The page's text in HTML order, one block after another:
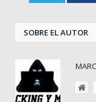
SOBRE EL AUTOR